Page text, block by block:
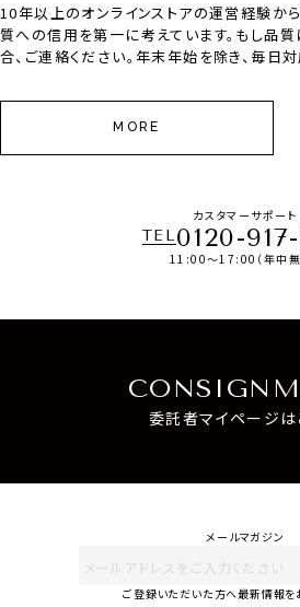
10年以上のオンラインストアの運営経験か
質への信用を第一に考えています。もし品
合、ご連絡ください。年末年始を除き、毎日対
MORE
カスタマーサポート
TEL0120-
11:00～17:00（年中無
委託者マイページは
メールマガジン
ご登録いただいた方へ最新情報を